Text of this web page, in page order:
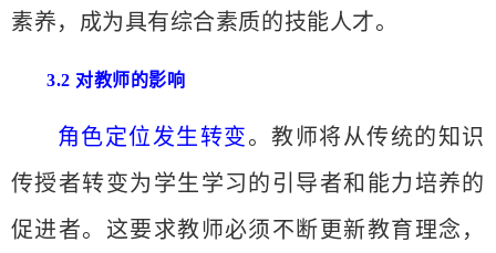
素养，成为具有综合素质的技能人才。
3.2 对教师的影响
角色定位发生转变。教师将从传统的知识
传授者转变为学生学习的引导者和能力培养的
促进者。这要求教师必须不断更新教育理念，